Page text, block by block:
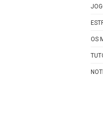
OS